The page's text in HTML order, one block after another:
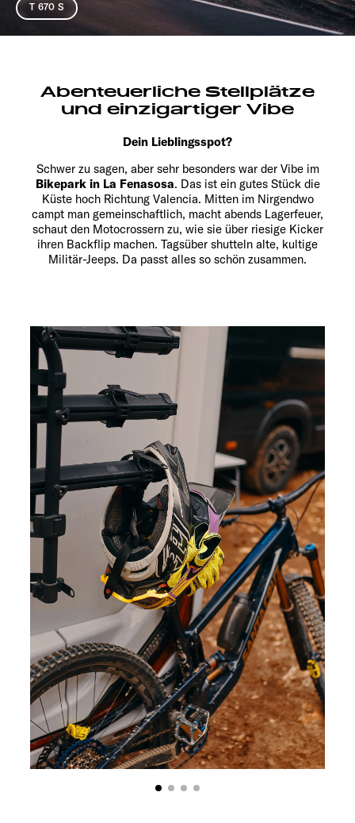
T 670 S
Abenteuerliche Stellplätze
und einzigartiger Vibe
Dein Lieblingsspot?
Schwer zu sagen, aber sehr besonders war der Vibe im
Bikepark in La Fenasosa. Das ist ein gutes Stück die
Küste hoch Richtung Valencia. Mitten im Nirgendwo
campt man gemeinschaftlich, macht abends Lagerfeuer,
schaut den Motocrossern zu, wie sie über riesige Kicker
ihren Backflip machen. Tagsüber shutteln alte, kultige
Militär-Jeeps. Da passt alles so schön zusammen.